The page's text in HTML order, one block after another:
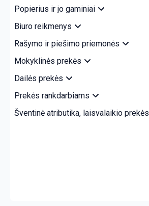
Popierius ir jo gaminiai
Biuro reikmenys
Rašymo ir piešimo priemonės
Mokyklinės prekės
Dailės prekės
Prekės rankdarbiams
Šventinė atributika, laisvalaikio prekės